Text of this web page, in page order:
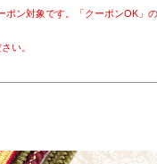
ン対象です。「クーポンOK」の
い。